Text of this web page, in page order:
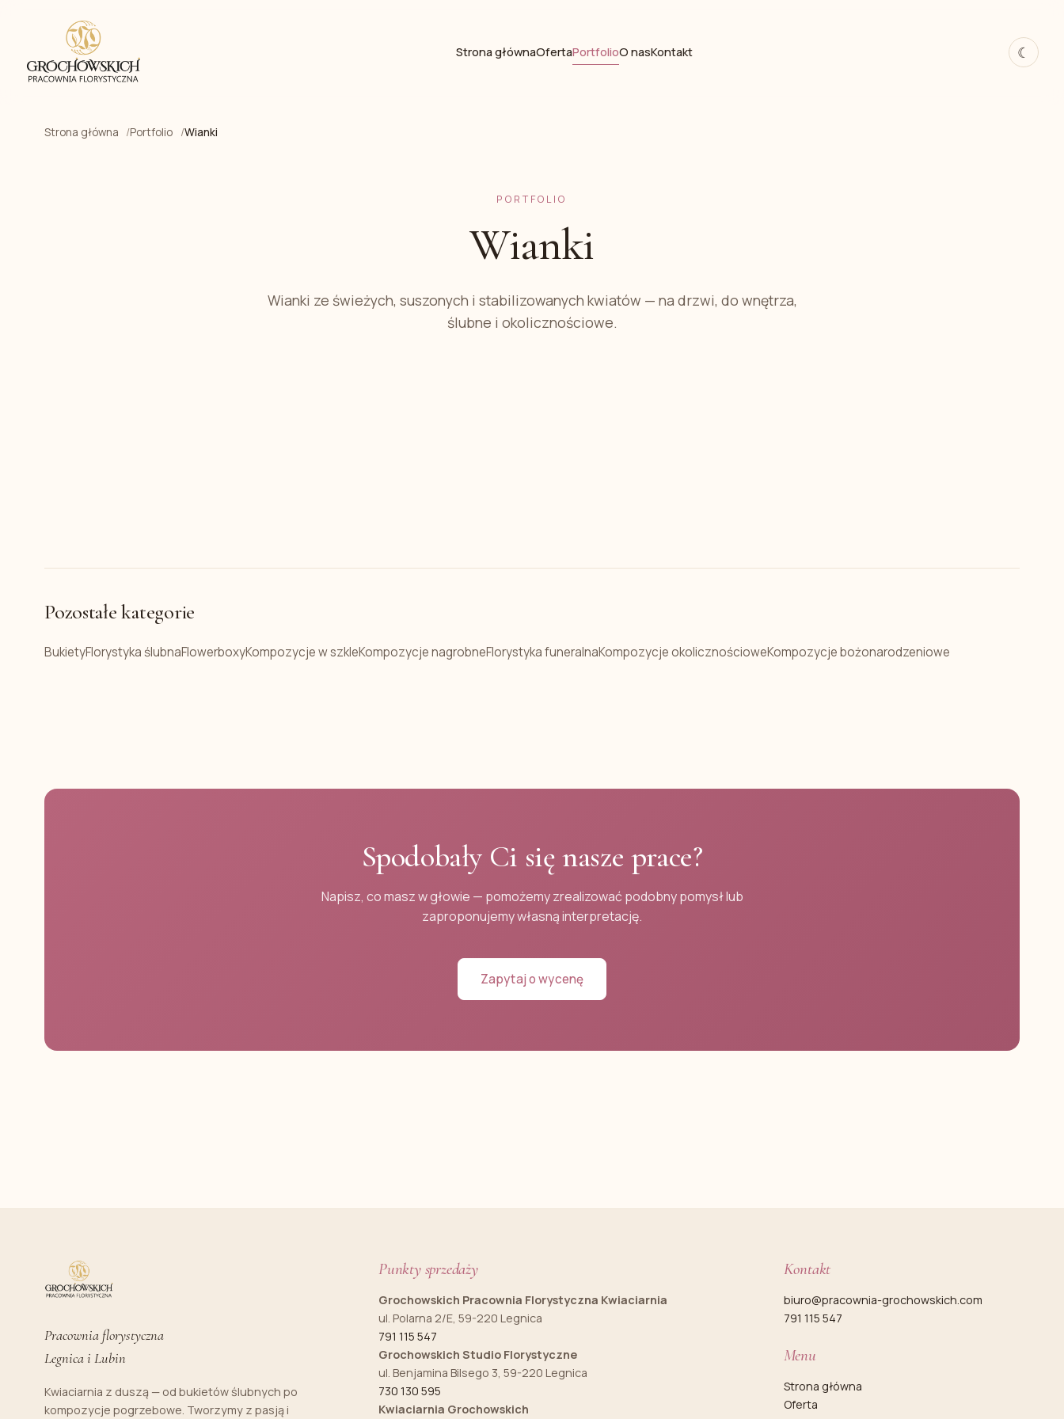
Strona głównaOfertaPortfolioO nasKontakt ☾
Strona główna Portfolio Wianki
PORTFOLIO
Wianki
Wianki ze świeżych, suszonych i stabilizowanych kwiatów — na drzwi, do wnętrza,
ślubne i okolicznościowe.
Pozostałe kategorie
BukietyFlorystyka ślubnaFlowerboxyKompozycje w szkleKompozycje nagrobneFlorystyka funeralnaKompozycje okolicznościoweKompozycje bożonarodzeniowe
Spodobały Ci się nasze prace?
Napisz, co masz w głowie — pomożemy zrealizować podobny pomysł lub
zaproponujemy własną interpretację.
Zapytaj o wycenę
Pracownia florystyczna
Legnica i Lubin
Kwiaciarnia z duszą — od bukietów ślubnych po
kompozycje pogrzebowe. Tworzymy z pasją i
Punkty sprzedaży
Grochowskich Pracownia Florystyczna Kwiaciarnia
ul. Polarna 2/E, 59-220 Legnica
791 115 547
Grochowskich Studio Florystyczne
ul. Benjamina Bilsego 3, 59-220 Legnica
730 130 595
Kwiaciarnia Grochowskich
Kontakt
biuro@pracownia-grochowskich.com
791 115 547
Menu
Strona główna
Oferta